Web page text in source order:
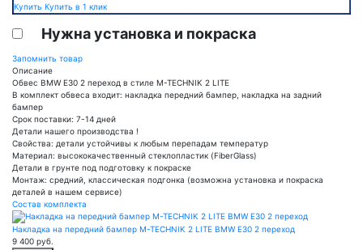
Купить Купить в 1 клик
Нужна установка и покраска
Запомнить товар
Описание
Обвес BMW E30 2 переход в стиле M-TECHNIK 2 LITE
В комплект обвеса входит: накладка передний бампер, накладка на задний
бампер
Срок поставки: 7-14 дней
Детали нашего производства !
Свойства: детали устойчивы к любым перепадам температур
Материал: высококачественный стеклопластик (FiberGlass)
Детали в грунте под подготовку к покраске
Монтаж: средний, классическая подгонка (возможна установка и покраска
деталей в нашем сервисе)
Состав комплекта
Накладка на передний бампер M-TECHNIK 2 LITE BMW E30 2 переход
9 400 руб.